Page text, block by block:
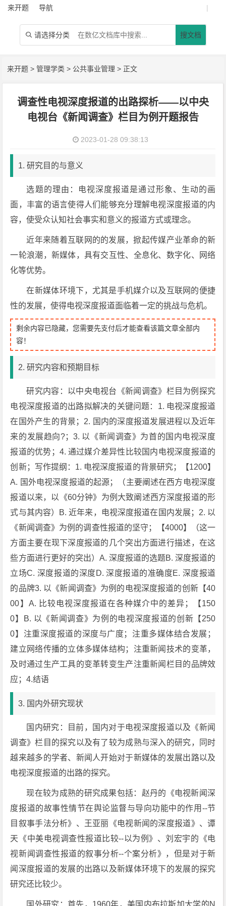
来开题 导航 |
 请选择分类 搜文档
来开题 >管理学类 > 公共事业管理 > 正文
调查性电视深度报道的出路探析——以中央
电视台《新闻调查》栏目为例开题报告
2023-01-28 09:38:13
1. 研究目的与意义
选题的理由：电视深度报道是通过形象、生动的画
面，丰富的语言使得人们能够充分理解电视深度报道的内
容，使受众认知社会事实和意义的报道方式或理念。
近年来随着互联网的的发展，掀起传媒产业革命的新
一轮浪潮，新媒体，具有交互性、全息化、数字化、网络
化等优势。
在新媒体环境下，尤其是手机媒介以及互联网的便捷
性的发展，使得电视深度报道面临着一定的挑战与危机。
剩余内容已隐藏，您需要先支付后才能查看该篇文章全部内
容！
2. 研究内容和预期目标
研究内容：以中央电视台《新闻调查》栏目为例探究
电视深度报道的出路拟解决的关键问题：1. 电视深度报道
在国外产生的背景；2. 国内的深度报道发展进程以及近年
来的发展趋向?；3. 以《新闻调查》为首的国内电视深度
报道的优势；4. 通过媒介差异性比较国内电视深度报道的
创新；写作提纲：1. 电视深度报道的背景研究；【1200】
A. 国外电视深度报道的起源；（主要阐述在西方电视深度
报道以来，以《60分钟》为例大致阐述西方深度报道的形
式与其内容）B. 近年来，电视深度报道在国内发展；2. 以
《新闻调查》为例的调查性报道的坚守；【4000】（这一
方面主要在现下深度报道的几个突出方面进行描述，在这
些方面进行更好的突出）A. 深度报道的选题B. 深度报道的
立场C. 深度报道的深度D. 深度报道的准确度E. 深度报道
的品牌3. 以《新闻调查》为例的电视深度报道的创新【40
00】A. 比较电视深度报道在各种媒介中的差异；【150
0】B. 以《新闻调查》为例的电视深度报道的创新【250
0】注重深度报道的深度与广度；注重多媒体结合发展；
建立网络传播的立体多媒体结构；注重新闻技术的变革，
及时通过生产工具的变革转变生产注重新闻栏目的品牌效
应；4.结语
3. 国内外研究现状
国内研究：目前，国内对于电视深度报道以及《新闻
调查》栏目的探究以及有了较为成熟与深入的研究，同时
越来越多的学者、新闻人开始对于新媒体的发展出路以及
电视深度报道的出路的探究。
现在较为成熟的研究成果包括：赵丹的《电视新闻深
度报道的故事性情节在舆论监督与导向功能中的作用--节
目叙事手法分析》、王亚丽《电视新闻的深度报道》、谭
天《中美电视调查性报道比较--以为例》、刘宏宇的《电
视新闻调查性报道的叙事分析--个案分析》，但是对于新
闻深度报道的发展的出路以及新媒体环境下的发展的探究
研究还比较少。
国外研究：首先，1960年，美国内布拉斯加大学的N